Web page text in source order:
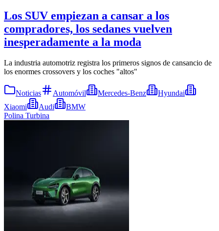
Los SUV empiezan a cansar a los
compradores, los sedanes vuelven
inesperadamente a la moda
La industria automotriz registra los primeros signos de cansancio de
los enormes crossovers y los coches "altos"
Noticias Automóvil Mercedes-Benz
Hyundai
Xiaomi
Audi
BMW
Polina Turbina